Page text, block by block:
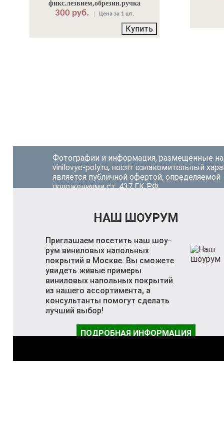
фикс.лезвием,обрезин.ручка
300 руб. Цена за 1 шт.
Купить
Фотографии и информация, размещённые на
vinilovye-poly.ru, носят ознакомительный
является публичной офертой, определяемой
положениями ст. 437 ГК РФ.
НАШ ШОУРУМ
Приглашаем посетить наш шоу-
рум виниловых напольных
покрытий в Москве. Вы сможете
увидеть живые примеры
виниловых напольных покрытий
из нашего ассортимента, а
консультанты помогут сделать
лучший выбор!
ПОДРОБНАЯ ИНФОРМАЦИЯ